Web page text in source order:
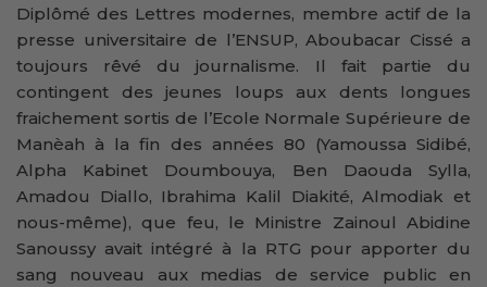
Diplômé des Lettres modernes, membre actif de la
presse universitaire de l’ENSUP, Aboubacar Cissé a
toujours rêvé du journalisme. Il fait partie du
contingent des jeunes loups aux dents longues
fraichement sortis de l’Ecole Normale Supérieure de
Manèah à la fin des années 80 (Yamoussa Sidibé,
Alpha Kabinet Doumbouya, Ben Daouda Sylla,
Amadou Diallo, Ibrahima Kalil Diakité, Almodiak et
nous-même), que feu, le Ministre Zainoul Abidine
Sanoussy avait intégré à la RTG pour apporter du
sang nouveau aux medias de service public en